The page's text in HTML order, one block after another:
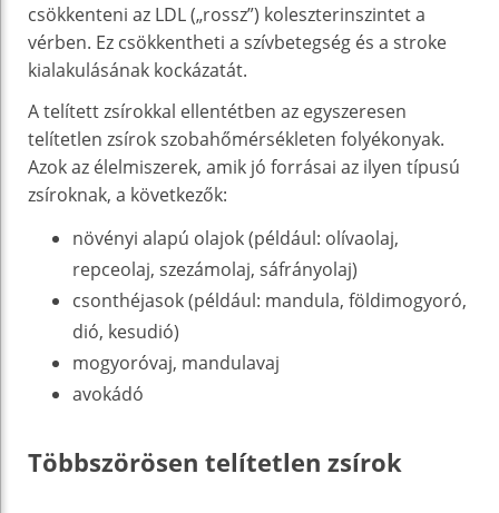
csökkenteni az LDL („rossz”) koleszterinszintet a
vérben. Ez csökkentheti a szívbetegség és a stroke
kialakulásának kockázatát.
A telített zsírokkal ellentétben az egyszeresen
telítetlen zsírok szobahőmérsékleten folyékonyak.
Azok az élelmiszerek, amik jó forrásai az ilyen típusú
zsíroknak, a következők:
növényi alapú olajok (például: olívaolaj,
repceolaj, szezámolaj, sáfrányolaj)
csonthéjasok (például: mandula, földimogyoró,
dió, kesudió)
mogyoróvaj, mandulavaj
avokádó
Többszörösen telítetlen zsírok